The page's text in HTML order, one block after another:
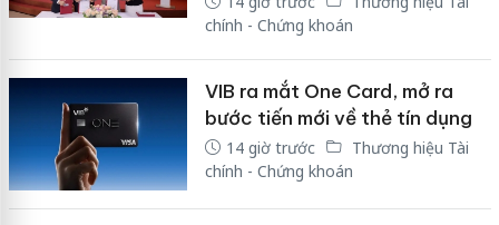
chính - Chứng khoán
VIB ra mắt One Card, mở ra
bước tiến mới về thẻ tín dụng
14 giờ trước
Thương hiệu Tài
chính - Chứng khoán